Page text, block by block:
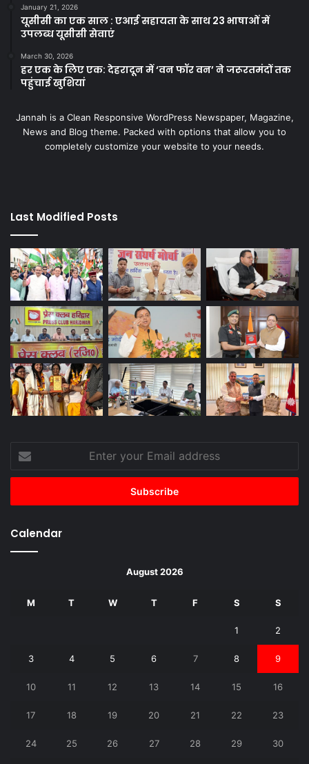
January 21, 2026
यूसीसी का एक साल : एआई सहायता के साथ 23 भाषाओं में
उपलब्ध यूसीसी सेवाएं
March 30, 2026
हर एक के लिए एक: देहरादून में ‘वन फॉर वन’ ने जरूरतमंदों तक
पहुंचाई खुशियां
Jannah is a Clean Responsive WordPress Newspaper, Magazine,
News and Blog theme. Packed with options that allow you to
completely customize your website to your needs.
Last Modified Posts
your
Email
Calendar
August 2026
M T W T F S S
1 2
3 4 5 6 7 8 9
10 11 12 13 14 15 16
17 18 19 20 21 22 23
24 25 26 27 28 29 30